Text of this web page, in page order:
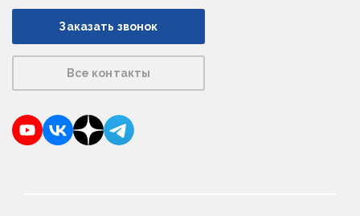
Заказать звонок
Все контакты
YouTubeVKontakte
DzenTelegram